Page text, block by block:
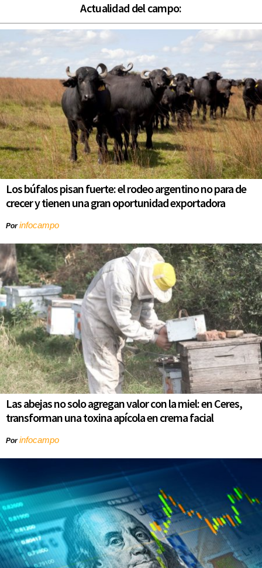
Actualidad del campo:
Los búfalos pisan fuerte: el rodeo argentino no para de
crecer y tienen una gran oportunidad exportadora
Porinfocampo
Las abejas no solo agregan valor con la miel: en Ceres,
transforman una toxina apícola en crema facial
Porinfocampo